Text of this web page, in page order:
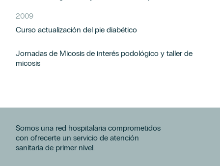
2009
Curso actualización del pie diabético
Jornadas de Micosis de interés podológico y taller de
micosis
Somos una red hospitalaria comprometidos
con ofrecerte un servicio de atención
sanitaria de primer nivel.